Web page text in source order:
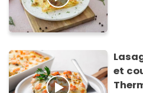
et